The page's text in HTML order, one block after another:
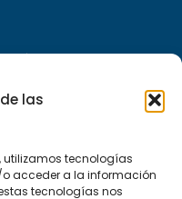
las
utilizamos tecnologías
acceder a la información
tecnologías nos
Málaga